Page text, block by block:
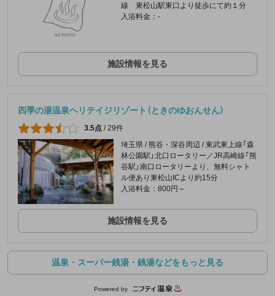
線 東松山駅東口より徒歩にて約１分
入浴料金：-
施設情報を見る
四季の湯温泉ヘリテイジリゾート（ときのゆおんせん）
3.5点 / 29件
埼玉県 / 熊谷・深谷周辺 / 東武東上線「森
林公園駅」北口ロータリー／JR高崎線「熊
谷駅」南口ロータリーより、無料シャト
ル便あり東松山ICより約15分
入浴料金：800円～
施設情報を見る
温泉・スーパー銭湯・銭湯などをもっと見る
Powered by